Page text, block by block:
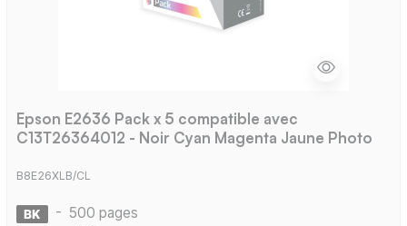
Epson E2636 Pack x 5 compatible avec
C13T26364012 - Noir Cyan Magenta Jaune Photo
B8E26XLB/CL
- 500 pages